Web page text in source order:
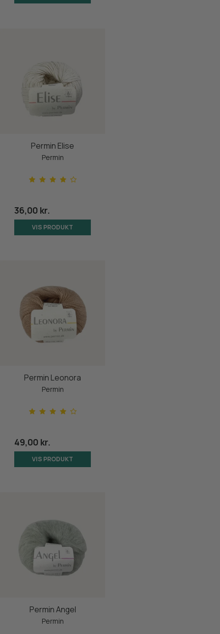
Permin Elise
Permin
36,00 kr.
VIS PRODUKT
Permin Leonora
Permin
49,00 kr.
VIS PRODUKT
Permin Angel
Permin